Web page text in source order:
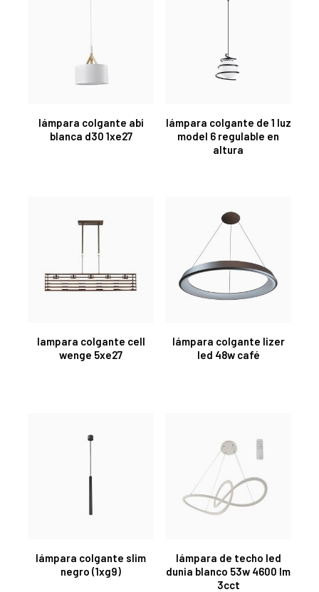
lámpara colgante abi
blanca d30 1xe27
lámpara colgante de 1 luz
model 6 regulable en
altura
lampara colgante cell
wenge 5xe27
lámpara colgante lizer
led 48w café
lámpara colgante slim
negro (1xg9)
lámpara de techo led
dunia blanco 53w 4600 lm
3cct